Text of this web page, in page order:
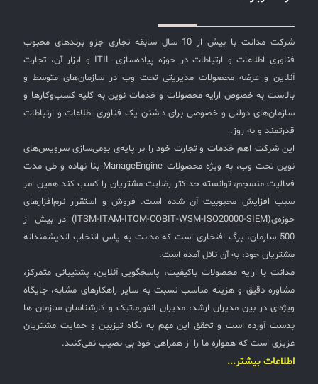
شرکت مدانت با بیش از 10 سال سابقه تجاری جزو برندهای محبوب
فناوری اطلاعات و ارتباطات در حوزه پیاده‌سازی ITIL و ابزار آن، تجارت
آنلاین و عرضه محصولات مدیریتی تحت وب در سازمان‌های متوسط و
بالاست به خصوص ارایه محصولات و خدمات نوین به کلیه کسب‌وکارها و
سازمان‌های دولتی و خصوصی برای داشتن یک فناوری اطلاعات و ارتباطات
قدرتمند و به روز.
این شرکت اهم خدمات و تجارت خود را بر پایه‌ی بومی‌سازی سرویس‌های
نوین تحت وب، به ویژه محصولات ManageEngine بنا نهاده و طی مدت
فعالیت منسجم، توانسته حداکثر رضایت مشتریان را کسب کند همین امر
سبب افزایش محبوبیت آن شده است. فروش و استقرار نرم‌افزارهای
حوزه‌ی(ITSM-ITAM-ITOM-COBIT-WSM-ISO20000-SIEM) در بیش از
500 سازمان، برگ افتخاری است که مدانت به پاس انتخاب اندیشمندانه
مشتریان خود، به آن نائل آمده است.
مدانت با ارایه محصولات باکیفیت، پاسخگویی آنلاین، پشتیبانی متمرکز،
مشاوره دقیق و هزینه مناسب نسبت به سایر راهکارهای مشابه، جایگاه
ویژه‌ای در بین مدیران ارشد، مدیران انفورماتیک و کارشناسان سازمان ها
بدست آورده است و تحقق این مهم به نگاه تیزبین و حمایت مشتریان
عزیزی است که همواره ما را از همراهی خود بی نصیب نمی‌کنند.
اطلاعات بیشتر...